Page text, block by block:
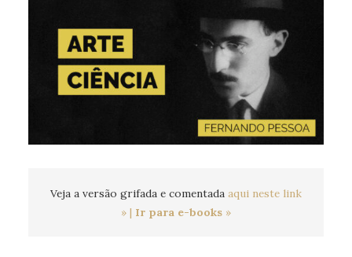
Veja a versão grifada e comentada aqui neste link
» | Ir para e-books »